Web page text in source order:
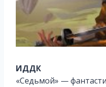
ИДДК
«Седьмой» —